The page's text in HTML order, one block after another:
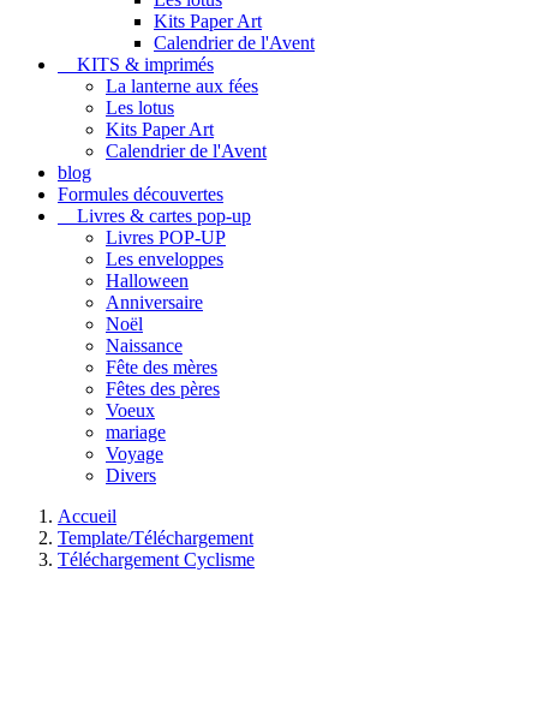
Kits Paper Art
Calendrier de l'Avent
KITS & imprimés
La lanterne aux fées
Les lotus
Kits Paper Art
Calendrier de l'Avent
blog
Formules découvertes
Livres & cartes pop-up
Livres POP-UP
Les enveloppes
Halloween
Anniversaire
Noël
Naissance
Fête des mères
Fêtes des pères
Voeux
mariage
Voyage
Divers
Accueil
Template/Téléchargement
Téléchargement Cyclisme